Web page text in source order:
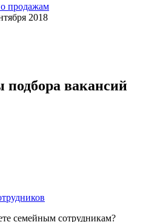
продажам
2018
вакансий
семейным сотрудникам?